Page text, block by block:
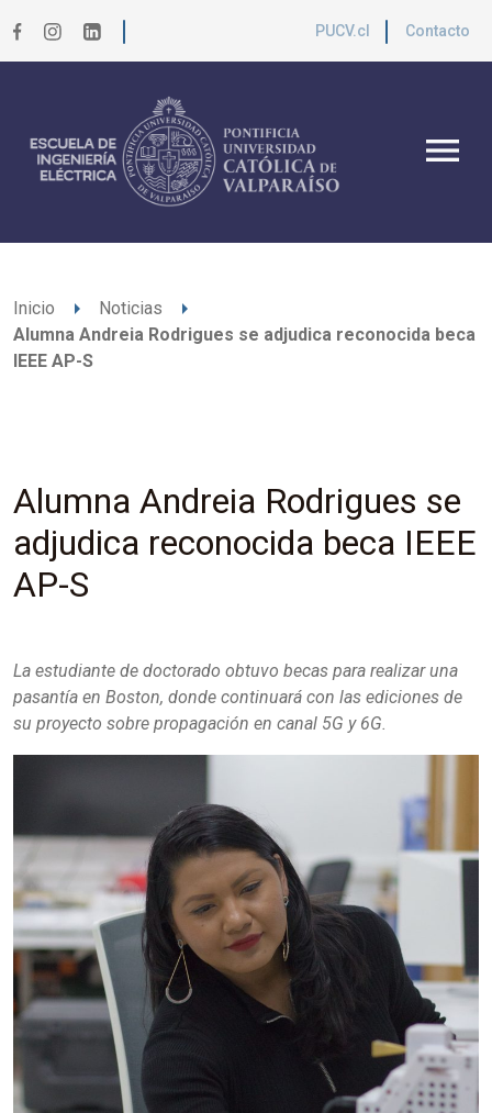
PUCV.cl Contacto
menu
Inicio arrow_right Noticias arrow_right
Alumna Andreia Rodrigues se adjudica reconocida beca
IEEE AP-S
Alumna Andreia Rodrigues se
adjudica reconocida beca IEEE
AP-S
La estudiante de doctorado obtuvo becas para realizar una
pasantía en Boston, donde continuará con las ediciones de
su proyecto sobre propagación en canal 5G y 6G.